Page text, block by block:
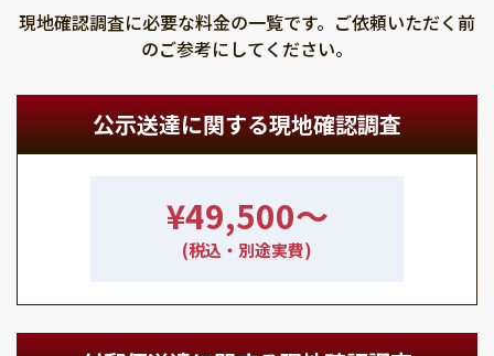
現地確認調査に必要な料金の一覧です。ご依頼いただく前
のご参考にしてください。
公示送達に関する現地確認調査
¥49,500〜
(税込・別途実費)